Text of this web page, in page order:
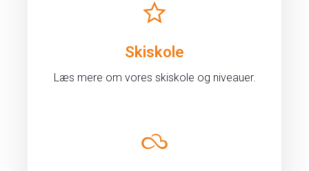
Skiskole
Læs mere om vores skiskole og niveauer.